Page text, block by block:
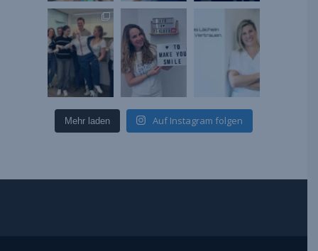
Mehr laden Auf Instagram folgen